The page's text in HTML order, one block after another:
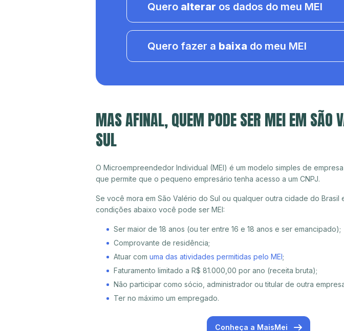
Quero alterar os dados do meu MEI
Quero fazer a baixa do meu MEI
MAS AFINAL, QUEM PODE SER MEI EM SÃO
SUL
O Microempreendedor Individual (MEI) é um modelo simples de
que permite que o pequeno empresário tenha acesso a um CNPJ.
Se você mora em São Valério do Sul ou qualquer outra cidade do Brasil
condições abaixo você pode ser MEI:
Ser maior de 18 anos (ou ter entre 16 e 18 anos e ser emancipado);
Comprovante de residência;
Atuar com uma das atividades permitidas pelo MEI;
Faturamento limitado a R$ 81.000,00 por ano (receita bruta);
Não participar como sócio, administrador ou titular de outra
Ter no máximo um empregado.
Conheça a MaisMei